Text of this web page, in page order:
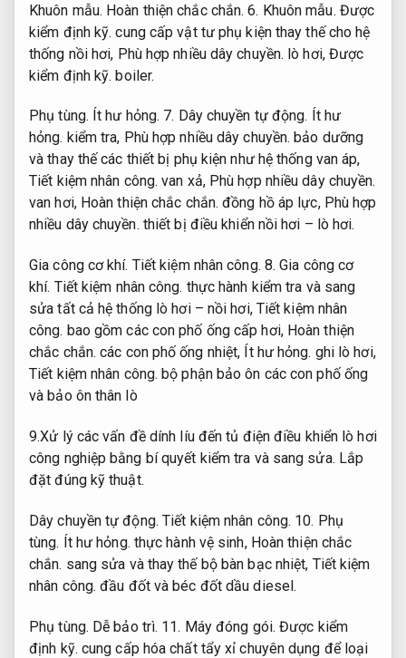
Khuôn mẫu. Hoàn thiện chắc chắn. 6. Khuôn mẫu. Được
kiểm định kỹ. cung cấp vật tư phụ kiện thay thế cho hệ
thống nồi hơi, Phù hợp nhiều dây chuyền. lò hơi, Được
kiểm định kỹ. boiler.
Phụ tùng. Ít hư hỏng. 7. Dây chuyền tự động. Ít hư
hỏng. kiểm tra, Phù hợp nhiều dây chuyền. bảo dưỡng
và thay thế các thiết bị phụ kiện như hệ thống van áp,
Tiết kiệm nhân công. van xả, Phù hợp nhiều dây chuyền.
van hơi, Hoàn thiện chắc chắn. đồng hồ áp lực, Phù hợp
nhiều dây chuyền. thiết bị điều khiển nồi hơi – lò hơi.
Gia công cơ khí. Tiết kiệm nhân công. 8.Gia công cơ
khí. Tiết kiệm nhân công. thực hành kiểm tra và sang
sửa tất cả hệ thống lò hơi – nồi hơi, Tiết kiệm nhân
công. bao gồm các con phố ống cấp hơi, Hoàn thiện
chắc chắn. các con phố ống nhiệt, Ít hư hỏng. ghi lò hơi,
Tiết kiệm nhân công. bộ phận bảo ôn các con phố ống
và bảo ôn thân lò
9.Xử lý các vấn đề dính líu đến tủ điện điều khiển lò hơi
công nghiệp bằng bí quyết kiểm tra và sang sửa. Lắp
đặt đúng kỹ thuật.
Dây chuyền tự động. Tiết kiệm nhân công. 10. Phụ
tùng. Ít hư hỏng. thực hành vệ sinh, Hoàn thiện chắc
chắn. sang sửa và thay thế bộ bàn bạc nhiệt, Tiết kiệm
nhân công. đầu đốt và béc đốt dầu diesel.
Phụ tùng. Dễ bảo trì. 11. Máy đóng gói. Được kiểm
định kỹ. cung cấp hóa chất tẩy xỉ chuyên dụng để loại